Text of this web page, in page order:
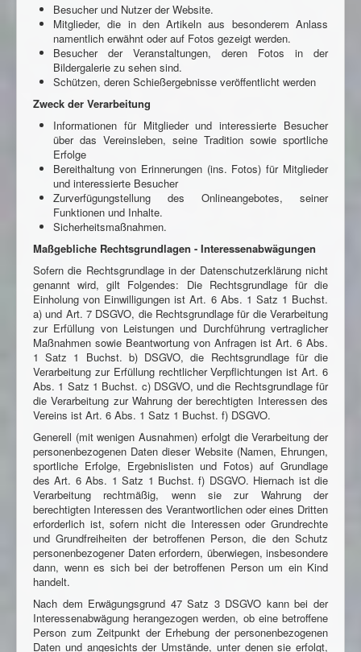
Besucher und Nutzer der Website.
Mitglieder, die in den Artikeln aus besonderem Anlass
namentlich erwähnt oder auf Fotos gezeigt werden.
Besucher der Veranstaltungen, deren Fotos in der
Bildergalerie zu sehen sind.
Schützen, deren Schießergebnisse veröffentlicht werden
Zweck der Verarbeitung
Informationen für Mitglieder und interessierte Besucher
über das Vereinsleben, seine Tradition sowie sportliche
Erfolge
Bereithaltung von Erinnerungen (ins. Fotos) für Mitglieder
und interessierte Besucher
Zurverfügungstellung des Onlineangebotes, seiner
Funktionen und Inhalte.
Sicherheitsmaßnahmen.
Maßgebliche Rechtsgrundlagen - Interessenabwägungen
Sofern die Rechtsgrundlage in der Datenschutzerklärung nicht
genannt wird, gilt Folgendes: Die Rechtsgrundlage für die
Einholung von Einwilligungen ist Art. 6 Abs. 1 Satz 1 Buchst.
a) und Art. 7 DSGVO, die Rechtsgrundlage für die Verarbeitung
zur Erfüllung von Leistungen und Durchführung vertraglicher
Maßnahmen sowie Beantwortung von Anfragen ist Art. 6 Abs.
1 Satz 1 Buchst. b) DSGVO, die Rechtsgrundlage für die
Verarbeitung zur Erfüllung rechtlicher Verpflichtungen ist Art. 6
Abs. 1 Satz 1 Buchst. c) DSGVO, und die Rechtsgrundlage für
die Verarbeitung zur Wahrung der berechtigten Interessen des
Vereins ist Art. 6 Abs. 1 Satz 1 Buchst. f) DSGVO.
Generell (mit wenigen Ausnahmen) erfolgt die Verarbeitung der
personenbezogenen Daten dieser Website (Namen, Ehrungen,
sportliche Erfolge, Ergebnislisten und Fotos) auf Grundlage
des Art. 6 Abs. 1 Satz 1 Buchst. f) DSGVO. Hiernach ist die
Verarbeitung rechtmäßig, wenn sie zur Wahrung der
berechtigten Interessen des Verantwortlichen oder eines Dritten
erforderlich ist, sofern nicht die Interessen oder Grundrechte
und Grundfreiheiten der betroffenen Person, die den Schutz
personenbezogener Daten erfordern, überwiegen, insbesondere
dann, wenn es sich bei der betroffenen Person um ein Kind
handelt.
Nach dem Erwägungsgrund 47 Satz 3 DSGVO kann bei der
Interessenabwägung herangezogen werden, ob eine betroffene
Person zum Zeitpunkt der Erhebung der personenbezogenen
Daten und angesichts der Umstände, unter denen sie erfolgt,